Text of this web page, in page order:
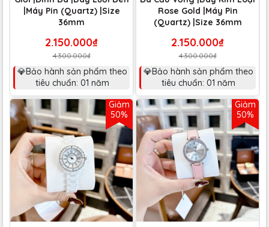
|Máy Pin (Quartz) |Size
36mm
2.150.000₫
4.300.000₫
💎Bảo hành sản phẩm theo
tiêu chuẩn: 01 năm
Rose Gold |Máy Pin
(Quartz) |Size 36mm
2.150.000₫
4.300.000₫
💎Bảo hành sản phẩm theo
tiêu chuẩn: 01 năm
Giảm
50%
Giảm
50%